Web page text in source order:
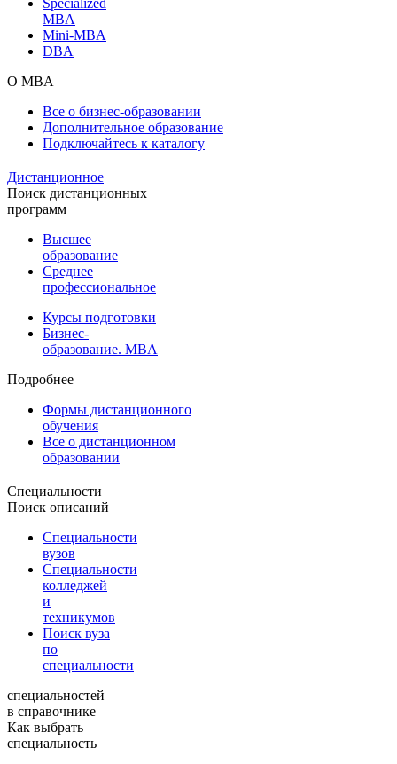
MBA
Mini-MBA
DBA
О MBA
Все о бизнес-образовании
Дополнительное образование
Подключайтесь к каталогу
Дистанционное
Поиск дистанционных
программ
Высшее
образование
Среднее
профессиональное
Курсы подготовки
Бизнес-
образование. MBA
Подробнее
Формы дистанционного
обучения
Все о дистанционном
образовании
Специальности
Поиск описаний
Специальности
вузов
Специальности
колледжей
и
техникумов
Поиск вуза
по
специальности
специальностей
в справочнике
Как выбрать
специальность